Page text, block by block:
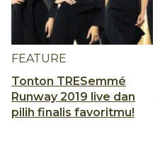
FEATURE
Tonton TRESemmé
Runway 2019 live dan
pilih finalis favoritmu!